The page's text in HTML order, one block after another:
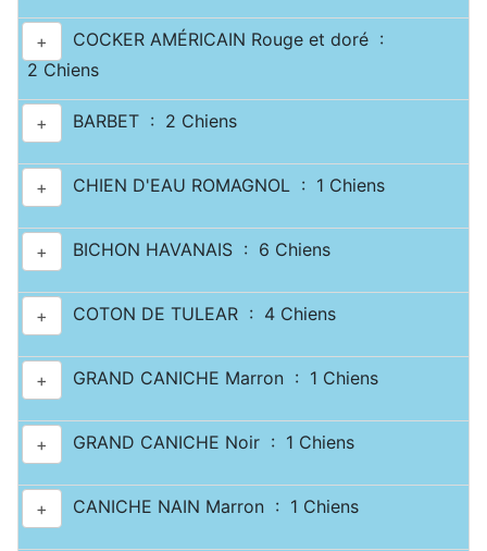
+
COCKER AMÉRICAIN Rouge et doré :
2 Chiens
+ BARBET : 2 Chiens
+ CHIEN D'EAU ROMAGNOL : 1 Chiens
+ BICHON HAVANAIS : 6 Chiens
+ COTON DE TULEAR : 4 Chiens
+ GRAND CANICHE Marron : 1 Chiens
+ GRAND CANICHE Noir : 1 Chiens
+ CANICHE NAIN Marron : 1 Chiens